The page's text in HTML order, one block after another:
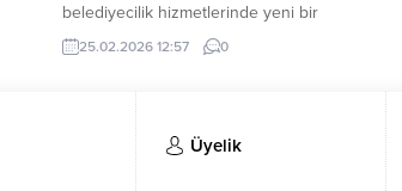
belediyecilik hizmetlerinde yeni bir
dönem başlattı. Teknolojik bağımsızlık
hedefi doğrultusunda çalışmalarını
yerli yazılım ‘WebCBS’yi devreye alarak
belediyecilik hizmetlerinde dijital
dönüşüm hamlesini hayata geçirdi. Bilgi
İşlem Dairesi Başkanlığı Coğrafi Bilgi
25.02.2026 12:57 0
Üyelik